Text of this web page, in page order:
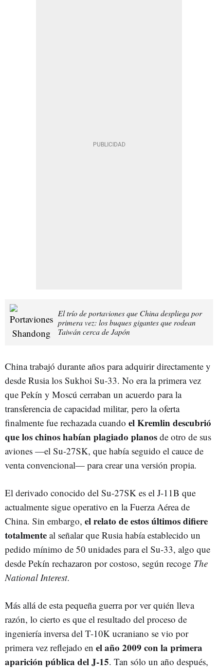
El trío de portaviones que China despliega por
primera vez: los buques gigantes que rodean
Taiwán cerca de Japón
China trabajó durante años para adquirir directamente y
desde Rusia los Sukhoi Su-33. No era la primera vez
que Pekín y Moscú cerraban un acuerdo para la
transferencia de capacidad militar, pero la oferta
finalmente fue rechazada cuando el Kremlin descubrió
que los chinos habían plagiado planos de otro de sus
aviones —el Su-27SK, que había seguido el cauce de
venta convencional— para crear una versión propia.
El derivado conocido del Su-27SK es el J-11B que
actualmente sigue operativo en la Fuerza Aérea de
China. Sin embargo, el relato de estos últimos difiere
totalmente al señalar que Rusia había establecido un
pedido mínimo de 50 unidades para el Su-33, algo que
desde Pekín rechazaron por costoso, según recoge The
National Interest.
Más allá de esta pequeña guerra por ver quién lleva
razón, lo cierto es que el resultado del proceso de
ingeniería inversa del T-10K ucraniano se vio por
primera vez reflejado en el año 2009 con la primera
aparición pública del J-15. Tan sólo un año después,